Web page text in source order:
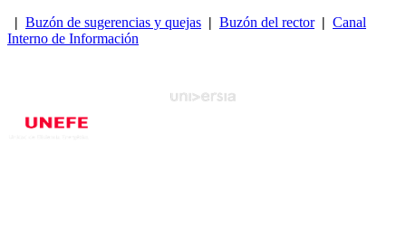
| Buzón de sugerencias y quejas | Buzón del rector| Canal
Interno de Información